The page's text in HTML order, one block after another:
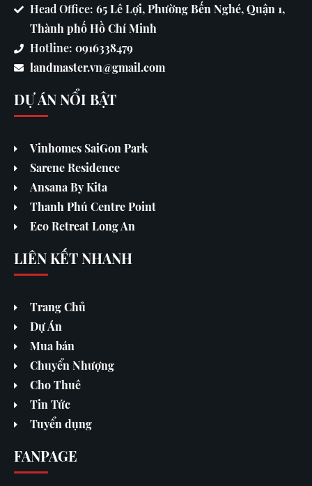
Head Office: 65 Lê Lợi, Phường Bến Nghé, Quận 1,
Thành phố Hồ Chí Minh
Hotline: 0916338479
landmaster.vn@gmail.com
DỰ ÁN NỔI BẬT
Vinhomes SaiGon Park
Sarene Residence
Ansana By Kita
Thanh Phú Centre Point
Eco Retreat Long An
LIÊN KẾT NHANH
Trang Chủ
Dự Án
Mua bán
Chuyển Nhượng
Cho Thuê
Tin Tức
Tuyển dụng
FANPAGE